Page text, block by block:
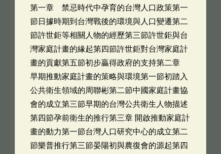
第一章 禁忌時代中孕育的台灣人口政策第一
節日據時期到台灣戰後的環境與人口變遷第二
節許世鉅等相關人物的經歷第三節許世鉅與台
灣家庭計畫的緣起第四節許世鉅對台灣家庭計
畫的貢獻第五節初步贏得政府的支持第二章
早期推動家庭計畫的策略與環境第一節初踏入
公共衛生領域的周聯彬第二節中國家庭計畫協
會的成立第三節早期的台灣公共衛生人物描述
第四節孕前衛生的推行第三章 開啟推動家庭計
畫的動力第一節台灣人口研究中心的成立第二
節樂普推行第三節晏陽初與農復會的源起第四